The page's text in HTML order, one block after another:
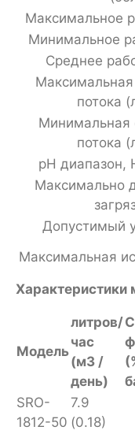
Максимальное
Минимальное
Среднее
потока
Минимальная
потока
pH диапазон,
Максимально
Допустимый
Максимальная
Характеристики
Модель
литров/
час
(м3 /
день)
SRO-
1812-50
7.9
(0.18)